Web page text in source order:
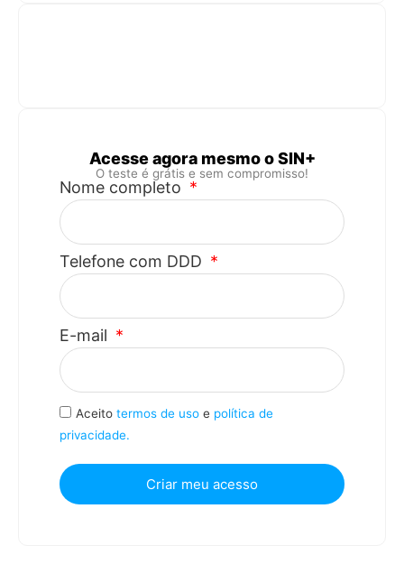
Acesse agora mesmo o SIN+
O teste é grátis e sem compromisso!
Nome completo
Telefone com DDD
E-mail
Aceito termos de uso e política de
privacidade.
Criar meu acesso